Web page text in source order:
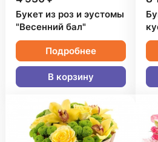
Букет из роз и эустомы
"Весенний бал"
Подробнее
В корзину